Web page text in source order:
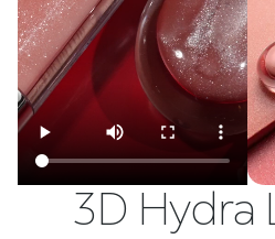
3D Hydra